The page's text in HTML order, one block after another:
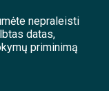
nepraleisti
datas,
priminimą